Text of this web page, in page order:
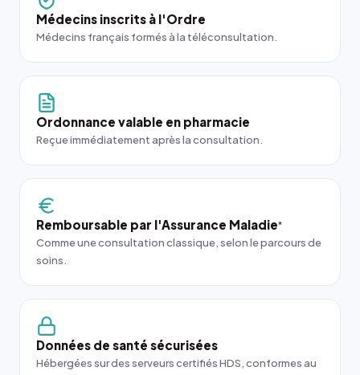
Médecins inscrits à l'Ordre
Médecins français formés à la téléconsultation.
Ordonnance valable en pharmacie
Reçue immédiatement après la consultation.
Remboursable par l'Assurance Maladie*
Comme une consultation classique, selon le parcours de
soins.
Données de santé sécurisées
Hébergées sur des serveurs certifiés HDS, conformes au